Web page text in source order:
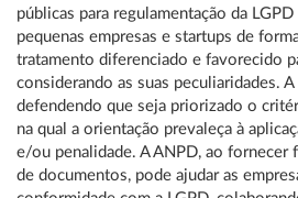
públicas para regulamentação da
pequenas empresas e startups de
tratamento diferenciado e favorecido
considerando as suas peculiaridades.
defendendo que seja priorizado o
na qual a orientação prevaleça à
e/ou penalidade. A ANPD, ao fornecer
de documentos, pode ajudar as